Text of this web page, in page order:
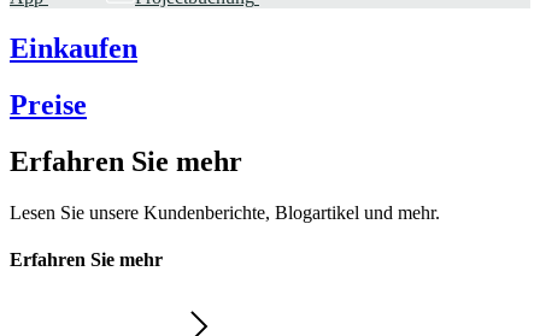
Einkaufen
Preise
Erfahren Sie mehr
Lesen Sie unsere Kundenberichte, Blogartikel und mehr.
Erfahren Sie mehr